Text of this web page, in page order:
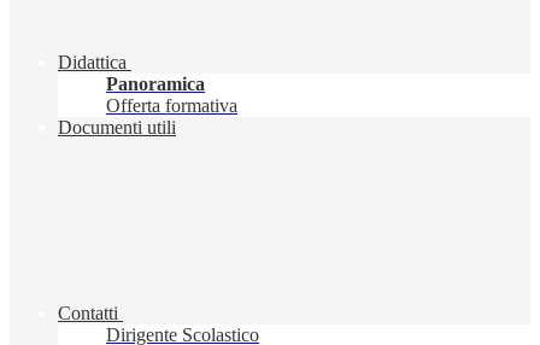
Didattica
Panoramica
Offerta formativa
Documenti utili
Contatti
Dirigente Scolastico